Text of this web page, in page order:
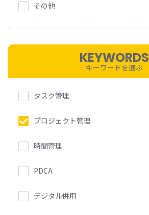
その他
KEYWORDS
キーワードを選ぶ
タスク管理
プロジェクト管理
時間管理
PDCA
デジタル併用